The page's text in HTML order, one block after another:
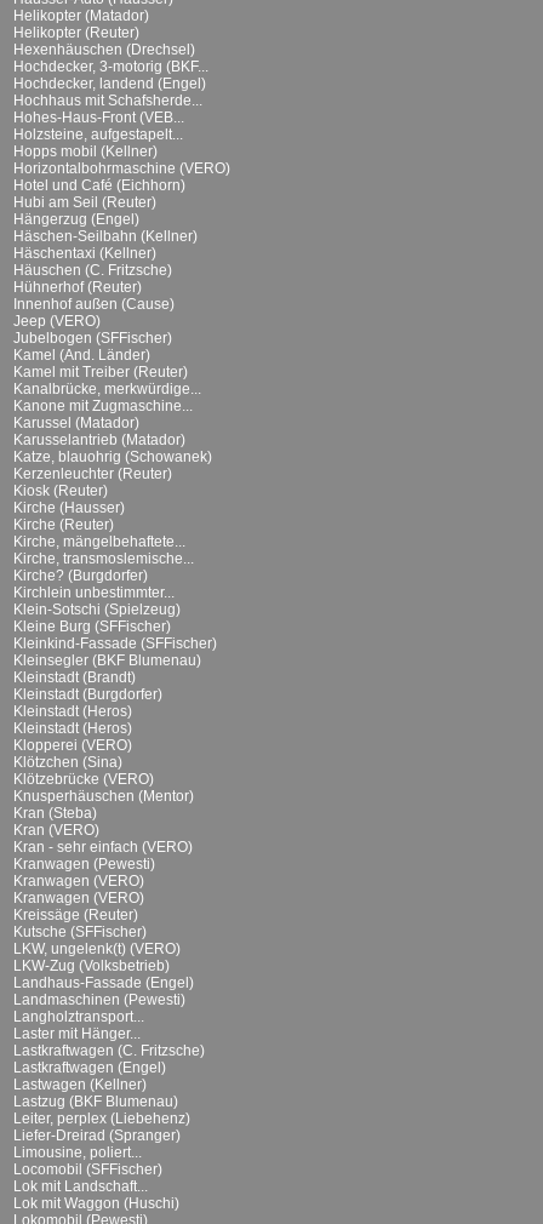
Helikopter (Matador)
Helikopter (Reuter)
Hexenhäuschen (Drechsel)
Hochdecker, 3-motorig (BKF...
Hochdecker, landend (Engel)
Hochhaus mit Schafsherde...
Hohes-Haus-Front (VEB...
Holzsteine, aufgestapelt...
Hopps mobil (Kellner)
Horizontalbohrmaschine (VERO)
Hotel und Café (Eichhorn)
Hubi am Seil (Reuter)
Hängerzug (Engel)
Häschen-Seilbahn (Kellner)
Häschentaxi (Kellner)
Häuschen (C. Fritzsche)
Hühnerhof (Reuter)
Innenhof außen (Cause)
Jeep (VERO)
Jubelbogen (SFFischer)
Kamel (And. Länder)
Kamel mit Treiber (Reuter)
Kanalbrücke, merkwürdige...
Kanone mit Zugmaschine...
Karussel (Matador)
Karusselantrieb (Matador)
Katze, blauohrig (Schowanek)
Kerzenleuchter (Reuter)
Kiosk (Reuter)
Kirche (Hausser)
Kirche (Reuter)
Kirche, mängelbehaftete...
Kirche, transmoslemische...
Kirche? (Burgdorfer)
Kirchlein unbestimmter...
Klein-Sotschi (Spielzeug)
Kleine Burg (SFFischer)
Kleinkind-Fassade (SFFischer)
Kleinsegler (BKF Blumenau)
Kleinstadt (Brandt)
Kleinstadt (Burgdorfer)
Kleinstadt (Heros)
Kleinstadt (Heros)
Klopperei (VERO)
Klötzchen (Sina)
Klötzebrücke (VERO)
Knusperhäuschen (Mentor)
Kran (Steba)
Kran (VERO)
Kran - sehr einfach (VERO)
Kranwagen (Pewesti)
Kranwagen (VERO)
Kranwagen (VERO)
Kreissäge (Reuter)
Kutsche (SFFischer)
LKW, ungelenk(t) (VERO)
LKW-Zug (Volksbetrieb)
Landhaus-Fassade (Engel)
Landmaschinen (Pewesti)
Langholztransport...
Laster mit Hänger...
Lastkraftwagen (C. Fritzsche)
Lastkraftwagen (Engel)
Lastwagen (Kellner)
Lastzug (BKF Blumenau)
Leiter, perplex (Liebehenz)
Liefer-Dreirad (Spranger)
Limousine, poliert...
Locomobil (SFFischer)
Lok mit Landschaft...
Lok mit Waggon (Huschi)
Lokomobil (Pewesti)